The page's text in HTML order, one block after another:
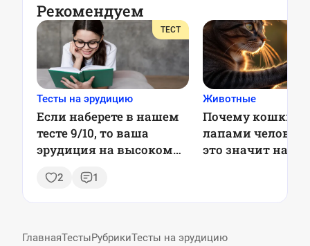
Рекомендуем
ТЕСТ
Тесты на эрудицию
Если наберете в нашем
тесте 9/10, то ваша
эрудиция на высоком
2 1
Животные
Почему кошки
лапами
это значит на
ГлавнаяТестыРубрикиТесты на эрудицию